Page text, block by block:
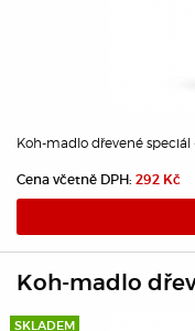
Koh-madlo dřevené speciál
Cena včetně DPH: 292 Kč
Koh-madlo
SKLADEM